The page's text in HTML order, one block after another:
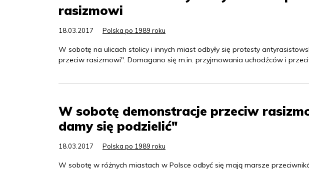
rasizmowi
18.03.2017 Polska po 1989 roku
W sobotę na ulicach stolicy i innych miast odbyły się protesty
przeciw rasizmowi". Domagano się m.in. przyjmowania uchodźców i
W sobotę demonstracje przeciw
damy się podzielić"
18.03.2017 Polska po 1989 roku
W sobotę w różnych miastach w Polsce odbyć się mają marsze